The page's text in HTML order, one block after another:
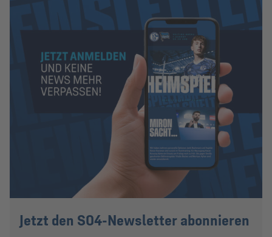
Jetzt den S04-Newsletter abonnieren